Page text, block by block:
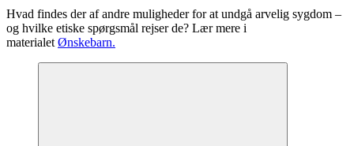
Hvad findes der af andre muligheder for at undgå arvelig sygdom –
og hvilke etiske spørgsmål rejser de? Lær mere i
materialet Ønskebarn.